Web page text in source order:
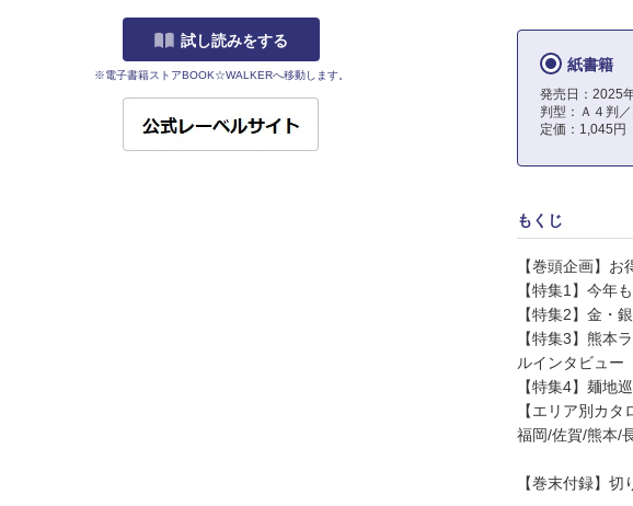
試し読みをする
※電子書籍ストアBOOK☆WALKERへ移動します。
紙書籍
発売日：2025
判型：Ａ４判
定価：1,045円
もくじ
【巻頭企画】
【特集1】今年
【特集2】金・
【特集3】熊本
ルインタビュー
【特集4】麺地
【エリア別カ
福岡/佐賀/熊本/
【巻末付録】